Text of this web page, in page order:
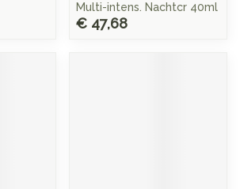
Multi-intens. Nachtcr 40ml
€ 47,68